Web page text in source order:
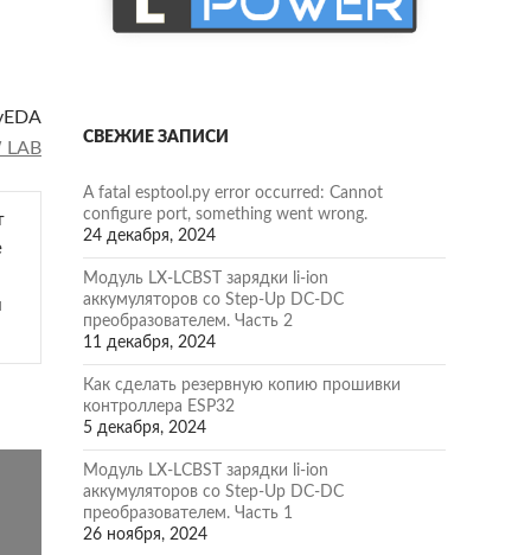
LAB
СВЕЖИЕ ЗАПИСИ
A fatal esptool.py error occurred: Cannot
configure port, something went wrong.
24 декабря, 2024
Модуль LX-LCBST зарядки li-ion
аккумуляторов со Step-Up DC-DC
преобразователем. Часть 2
11 декабря, 2024
Как сделать резервную копию прошивки
контроллера ESP32
5 декабря, 2024
Модуль LX-LCBST зарядки li-ion
аккумуляторов со Step-Up DC-DC
преобразователем. Часть 1
26 ноября, 2024